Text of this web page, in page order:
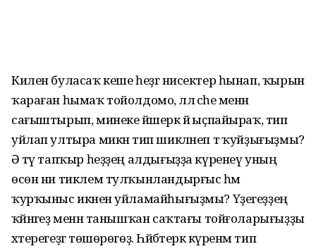
Килен буласаҡ кеше һеҙгә нисектер һынап, ҡырын
ҡараған һымаҡ тойолдомо, әллә әсәһе менән
сағыштырып, минеке йәшерәк йә ыҫпайыраҡ, тип
уйлап ултыра микән тип шикләнеп тә ҡуйҙығыҙмы?
Ә тәү тап­ҡыр һеҙҙең алдығыҙҙа күренеү уның
өсөн ни тиклем тулҡынландырғыс һәм
ҡурҡыныс икәнен уйламайһы­ғыҙмы? Үҙегеҙҙең
ҡәйнәгеҙ менән танышҡан саҡтағы тойғоларығыҙҙы
хәтерегеҙгә төшөрөгөҙ. Һәйбәтерәк күренәм тип